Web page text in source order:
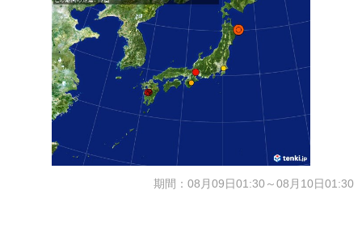
期間：08月09日01:30～08月10日01:30